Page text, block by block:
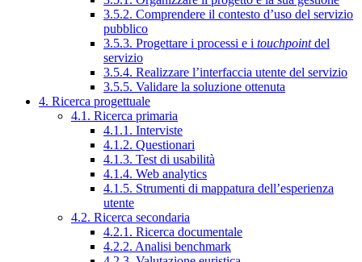
3.5.2. Comprendere il contesto d’uso del servizio
pubblico
3.5.3. Progettare i processi e i touchpointdel
servizio
3.5.4. Realizzare l’interfaccia utente del servizio
3.5.5. Validare la soluzione ottenuta
4. Ricerca progettuale
4.1. Ricerca primaria
4.1.1. Interviste
4.1.2. Questionari
4.1.3. Test di usabilità
4.1.4. Web analytics
4.1.5. Strumenti di mappatura dell’esperienza
utente
4.2. Ricerca secondaria
4.2.1. Ricerca documentale
4.2.2. Analisi benchmark